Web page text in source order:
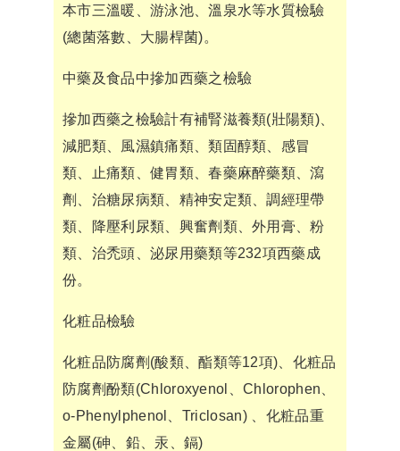
本市三溫暖、游泳池、溫泉水等水質檢驗
(總菌落數、大腸桿菌)。
中藥及食品中摻加西藥之檢驗
摻加西藥之檢驗計有補腎滋養類(壯陽類)、
減肥類、風濕鎮痛類、類固醇類、感冒
類、止痛類、健胃類、春藥麻醉藥類、瀉
劑、治糖尿病類、精神安定類、調經理帶
類、降壓利尿類、興奮劑類、外用膏、粉
類、治禿頭、泌尿用藥類等232項西藥成
份。
化粧品檢驗
化粧品防腐劑(酸類、酯類等12項)、化粧品
防腐劑酚類(Chloroxyenol、Chlorophen、
o-Phenylphenol、Triclosan) 、化粧品重
金屬(砷、鉛、汞、鎘)